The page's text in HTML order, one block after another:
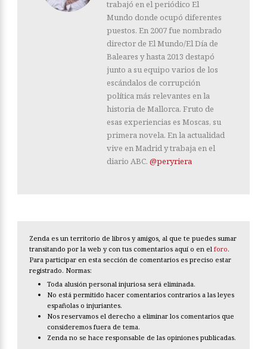
trabajó en el periódico El
Mundo donde ocupó diferentes
puestos. En 2007 fue nombrado
director de El Mundo/El Día de
Baleares y hasta 2013 destapó
junto a su equipo varios de los
escándalos de corrupción
política más relevantes en la
historia de Mallorca. Fruto de
esas experiencias es Moscas, su
primera novela. En la actualidad
vive en Madrid y trabaja en el
diario ABC. @peryriera
Zenda es un territorio de libros y amigos, al que te puedes sumar
transitando por la web y con tus comentarios aquí o en el foro.
Para participar en esta sección de comentarios es preciso estar
registrado. Normas:
Toda alusión personal injuriosa será eliminada.
No está permitido hacer comentarios contrarios a las leyes
españolas o injuriantes.
Nos reservamos el derecho a eliminar los comentarios que
consideremos fuera de tema.
Zenda no se hace responsable de las opiniones publicadas.